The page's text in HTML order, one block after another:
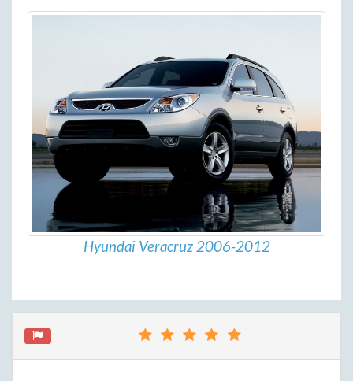
Hyundai Veracruz 2006-2012